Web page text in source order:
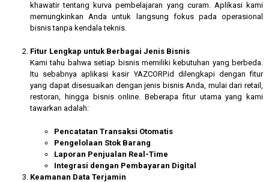
khawatir tentang kurva pembelajaran yang curam. Aplikasi kami
memungkinkan Anda untuk langsung fokus pada operasional
bisnis tanpa kendala teknis.
Fitur Lengkap untuk Berbagai Jenis Bisnis
Kami tahu bahwa setiap bisnis memiliki kebutuhan yang berbeda.
Itu sebabnya aplikasi kasir YAZCORP.id dilengkapi dengan fitur
yang dapat disesuaikan dengan jenis bisnis Anda, mulai dari retail,
restoran, hingga bisnis online. Beberapa fitur utama yang kami
tawarkan adalah:
Pencatatan Transaksi Otomatis
Pengelolaan Stok Barang
Laporan Penjualan Real-Time
Integrasi dengan Pembayaran Digital
Keamanan Data Terjamin